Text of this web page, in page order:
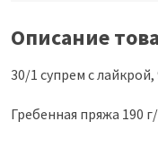
Описание
30/1 супрем с
Гребенная пряжа 190